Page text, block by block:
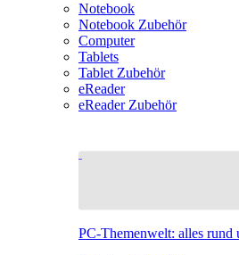
Notebook
Notebook Zubehör
Computer
Tablets
Tablet Zubehör
eReader
eReader Zubehör
PC-Themenwelt: alles